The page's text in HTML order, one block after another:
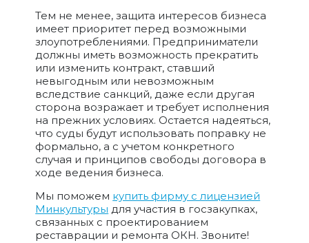
Тем не менее, защита интересов бизнеса
имеет приоритет перед возможными
злоупотреблениями. Предприниматели
должны иметь возможность прекратить
или изменить контракт, ставший
невыгодным или невозможным
вследствие санкций, даже если другая
сторона возражает и требует исполнения
на прежних условиях. Остается надеяться,
что суды будут использовать поправку не
формально, а с учетом конкретного
случая и принципов свободы договора в
ходе ведения бизнеса.
Мы поможем купить фирму с лицензией
Минкультуры для участия в госзакупках,
связанных с проектированием
реставрации и ремонта ОКН. Звоните!